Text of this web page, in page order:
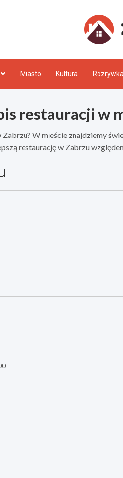
Miasto Kultura Rozrywka
restauracji w
W mieście znajdziemy
restaurację w Zabrzu